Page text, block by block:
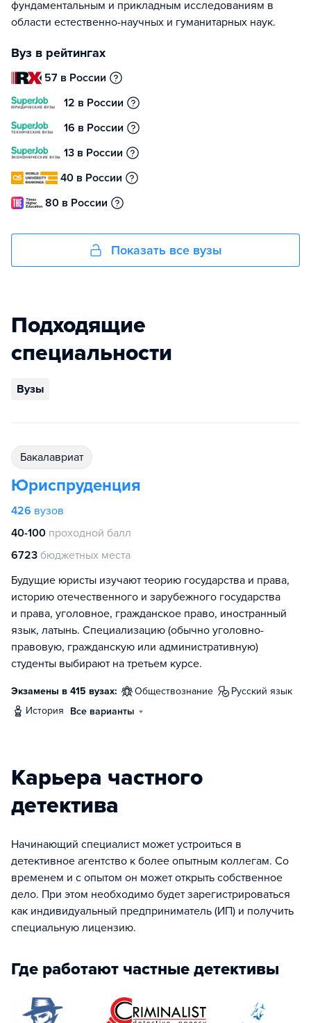
фундаментальным и прикладным исследованиям в
области естественно-научных и гуманитарных наук.
Вуз в рейтингах
57 в России
12 в России
16 в России
13 в России
40 в России
80 в России
Показать все вузы
Подходящие
специальности
Вузы
бакалавриат
Юриспруденция
426 вузов
40-100 проходной балл
6723 бюджетных места
Будущие юристы изучают теорию государства и права,
историю отечественного и зарубежного государства
и права, уголовное, гражданское право, иностранный
язык, латынь. Специализацию (обычно уголовно-
правовую, гражданскую или административную)
студенты выбирают на третьем курсе.
Экзамены в 415 вузах: обществознание
русский язык
история
Все варианты
Карьера частного
детектива
Начинающий специалист может устроиться в
детективное агентство к более опытным коллегам. Со
временем и с опытом он может открыть собственное
дело. При этом необходимо будет зарегистрироваться
как индивидуальный предприниматель (ИП) и получить
специальную лицензию.
Где работают частные детективы